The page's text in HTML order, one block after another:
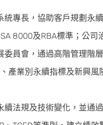
專長，協助客戶規劃永
8000及RBA標準；公司
員會，通過高階管理階
產業別永續指標及新興
法規及技術變化，並通